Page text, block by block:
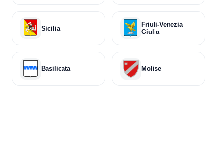
Sicilia
Friuli-Venezia
Giulia
Basilicata Molise